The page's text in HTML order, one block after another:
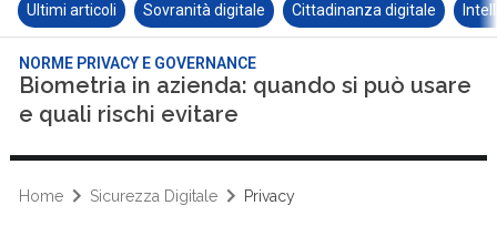
Ultimi articoli Sovranità digitale Cittadinanza digitale
NORME PRIVACY E GOVERNANCE
Biometria in azienda: quando si può usare
e quali rischi evitare
Home Sicurezza Digitale Privacy